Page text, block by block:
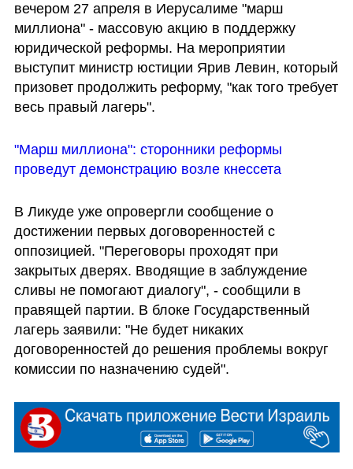
вечером 27 апреля в Иерусалиме "марш
миллиона" - массовую акцию в поддержку
юридической реформы. На мероприятии
выступит министр юстиции Ярив Левин, который
призовет продолжить реформу, "как того требует
весь правый лагерь".
"Марш миллиона": сторонники реформы
проведут демонстрацию возле кнессета
В Ликуде уже опровергли сообщение о
достижении первых договоренностей с
оппозицией. "Переговоры проходят при
закрытых дверях. Вводящие в заблуждение
сливы не помогают диалогу", - сообщили в
правящей партии. В блоке Государственный
лагерь заявили: "Не будет никаких
договоренностей до решения проблемы вокруг
комиссии по назначению судей".